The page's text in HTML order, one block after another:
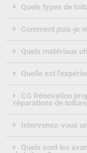
Quels types de
Comment puis-je
Quels matériaux
Quelle est
CG Rénovation
réparations de
Intervenez-vous
Quels sont les